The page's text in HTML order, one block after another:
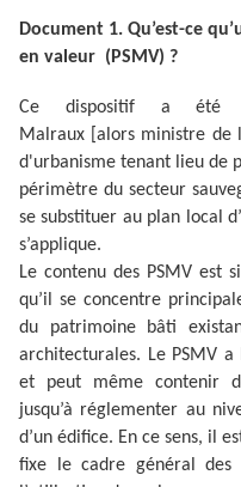
Document 1. Qu’est-ce
en valeur (PSMV) ?
Ce dispositif a été
Malraux [alors ministre de
d'urbanisme tenant lieu de
périmètre du secteur
se substituer au plan local
s’applique.
Le contenu des PSMV est
qu’il se concentre
du patrimoine bâti
architecturales. Le PSMV
et peut même contenir
jusqu’à réglementer au
d’un édifice. En ce sens, il
fixe le cadre général des